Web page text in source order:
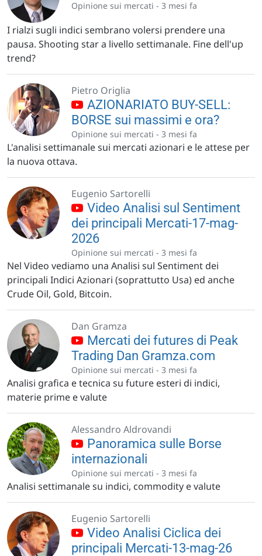
Opinione sui mercati - 3 mesi fa
I rialzi sugli indici sembrano volersi prendere una
pausa. Shooting star a livello settimanale. Fine dell'up
trend?
Pietro Origlia
AZIONARIATO BUY-SELL:
BORSE sui massimi e ora?
Opinione sui mercati - 3 mesi fa
L'analisi settimanale sui mercati azionari e le attese per
la nuova ottava.
Eugenio Sartorelli
Video Analisi sul Sentiment
dei principali Mercati-17-mag-
2026
Opinione sui mercati - 3 mesi fa
Nel Video vediamo una Analisi sul Sentiment dei
principali Indici Azionari (soprattutto Usa) ed anche
Crude Oil, Gold, Bitcoin.
Dan Gramza
Mercati dei futures di Peak
Trading Dan Gramza.com
Opinione sui mercati - 3 mesi fa
Analisi grafica e tecnica su future esteri di indici,
materie prime e valute
Alessandro Aldrovandi
Panoramica sulle Borse
internazionali
Opinione sui mercati - 3 mesi fa
Analisi settimanale su indici, commodity e valute
Eugenio Sartorelli
Video Analisi Ciclica dei
principali Mercati-13-mag-26